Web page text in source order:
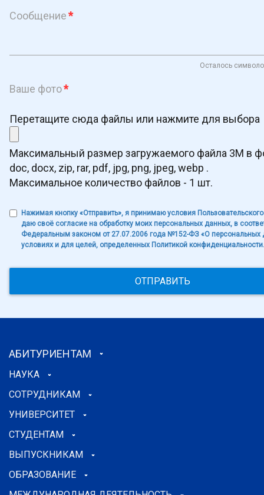
Сообщение*
Осталось
Ваше фото*
Перетащите сюда файлы или нажмите для выбора
Максимальный размер загружаемого файла 3M в
doc, docx, zip, rar, pdf, jpg, png, jpeg, webp .
Максимальное количество файлов - 1 шт.
Нажимая кнопку «Отправить», я принимаю условия
даю своё согласие на обработку моих персональных данных, в
Федеральным законом от 27.07.2006 года №152-ФЗ «О персональных
условиях и для целей, определенных Политикой конфиденциальности.
ОТПРАВИТЬ
АБИТУРИЕНТАМ
НАУКА
СОТРУДНИКАМ
УНИВЕРСИТЕТ
СТУДЕНТАМ
ВЫПУСКНИКАМ
ОБРАЗОВАНИЕ